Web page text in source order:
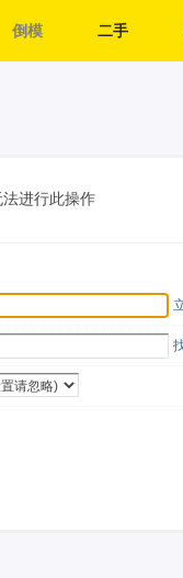
倒模 二手
进行此操作